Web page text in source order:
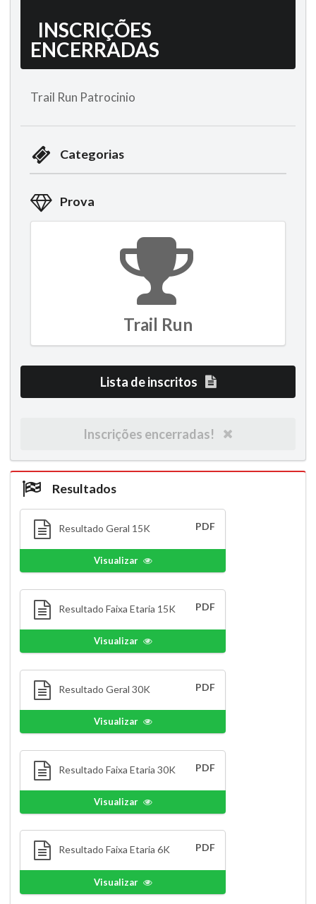
INSCRIÇÕES
ENCERRADAS
Trail Run Patrocinio
Categorias
Prova
Trail Run
Lista de inscritos
Inscrições encerradas!
Resultados
Resultado Geral 15K PDF
Visualizar
Resultado Faixa Etaria 15K PDF
Visualizar
Resultado Geral 30K PDF
Visualizar
Resultado Faixa Etaria 30K PDF
Visualizar
Resultado Faixa Etaria 6K PDF
Visualizar